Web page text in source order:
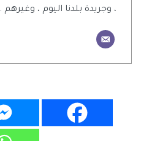
، وجريدة بلدنا اليوم ، وغيرهم .